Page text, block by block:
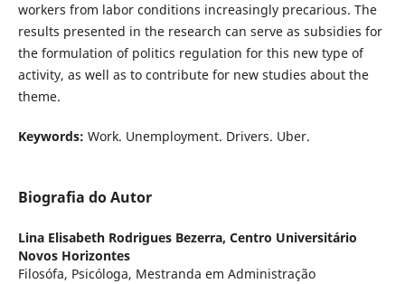
workers from labor conditions increasingly precarious. The
results presented in the research can serve as subsidies for
the formulation of politics regulation for this new type of
activity, as well as to contribute for new studies about the
theme.
Keywords: Work. Unemployment. Drivers. Uber.
Biografia do Autor
Lina Elisabeth Rodrigues Bezerra, Centro Universitário
Novos Horizontes
Filosófa, Psicóloga, Mestranda em Administração